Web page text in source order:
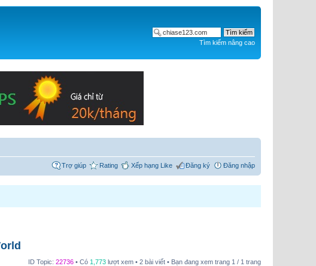
Tìm kiếm nâng cao
Trợ giúp Rating Xếp hạng Like Đăng ký Đăng nhập
ID Topic: 22736 • Có 1,773 lượt xem • 2 bài viết • Bạn đang xem trang 1 / 1 trang